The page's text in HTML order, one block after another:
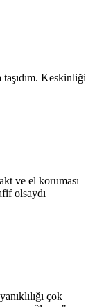
Keskinliği
ve el koruması
olsaydı
çok